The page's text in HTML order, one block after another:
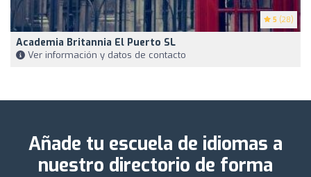
5 (28)
Academia Britannia El Puerto SL
Ver información y datos de contacto
Añade tu escuela de idiomas a
nuestro directorio de forma